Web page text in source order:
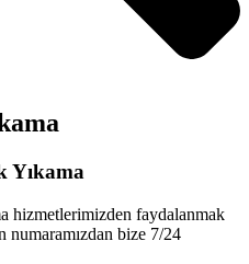
Yıkama
hizmetlerimizden faydalanmak
bize 7/24